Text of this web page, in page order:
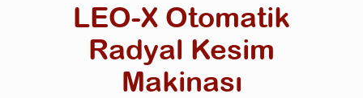
LEO-X Otomatik
Radyal Kesim
Makinası